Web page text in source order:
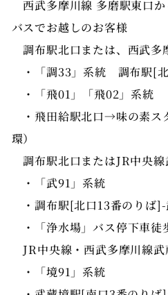
西武多摩川線 多磨駅東口
バスでお越しのお客様
調布駅北口または、西武多
・「調33」系統 調布駅[北
・「飛01」「飛02」系統
・飛田給駅北口→味の素ス
環）
調布駅北口またはJR中央線
・「武91」系統
・調布駅[北口13番のりば]-
・「浄水場」バス停下車徒
JR中央線・西武多摩川線
・「境91」系統